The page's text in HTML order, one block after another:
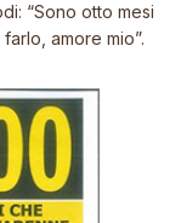
“Sono otto mesi
amore mio”.